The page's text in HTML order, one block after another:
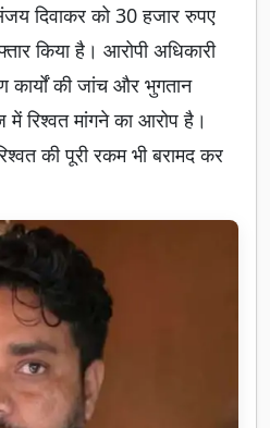
दिवाकर को 30 हजार रुपए
किया है। आरोपी अधिकारी
कार्यों की जांच और भुगतान
रिश्वत मांगने का आरोप है।
की पूरी रकम भी बरामद कर